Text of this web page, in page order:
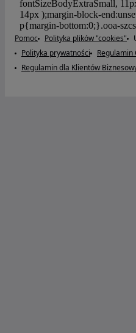
Pomoc Polityka plików "cookies"
Polityka prywatności
Regulamin
Regulamin dla Klientów